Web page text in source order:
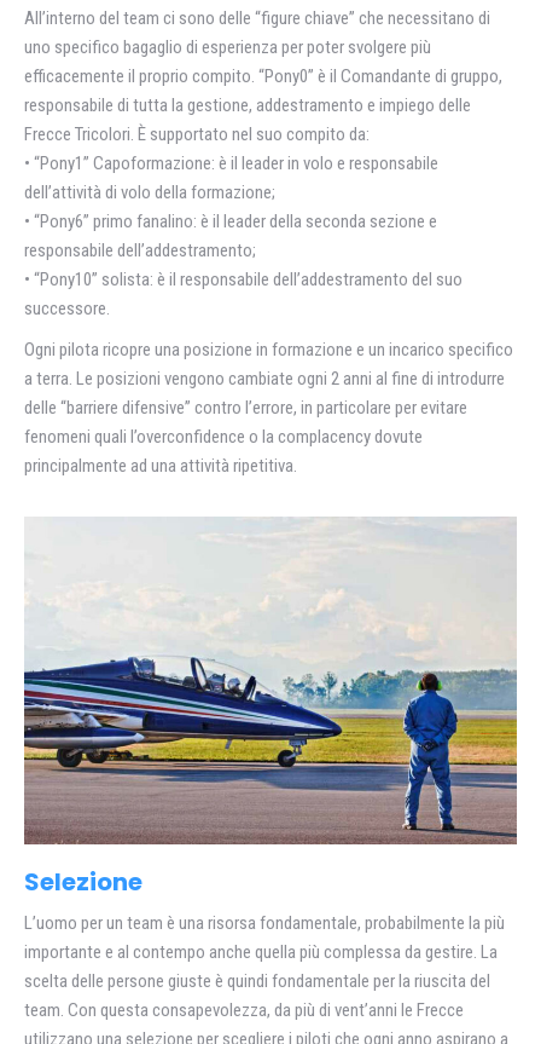
All’interno del team ci sono delle “figure chiave” che necessitano di
uno specifico bagaglio di esperienza per poter svolgere più
efficacemente il proprio compito. “Pony0” è il Comandante di gruppo,
responsabile di tutta la gestione, addestramento e impiego delle
Frecce Tricolori. È supportato nel suo compito da:
• “Pony1” Capoformazione: è il leader in volo e responsabile
dell’attività di volo della formazione;
• “Pony6” primo fanalino: è il leader della seconda sezione e
responsabile dell’addestramento;
• “Pony10” solista: è il responsabile dell’addestramento del suo
successore.
Ogni pilota ricopre una posizione in formazione e un incarico specifico
a terra. Le posizioni vengono cambiate ogni 2 anni al fine di introdurre
delle “barriere difensive” contro l’errore, in particolare per evitare
fenomeni quali l’overconfidence o la complacency dovute
principalmente ad una attività ripetitiva.
Selezione
L’uomo per un team è una risorsa fondamentale, probabilmente la più
importante e al contempo anche quella più complessa da gestire. La
scelta delle persone giuste è quindi fondamentale per la riuscita del
team. Con questa consapevolezza, da più di vent’anni le Frecce
utilizzano una selezione per scegliere i piloti che ogni anno aspirano a